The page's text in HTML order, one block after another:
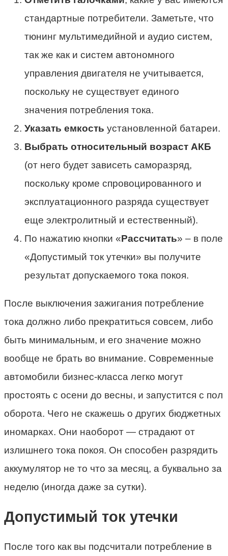
стандартные потребители. Заметьте, что
тюнинг мультимедийной и аудио систем,
так же как и систем автономного
управления двигателя не учитывается,
поскольку не существует единого
значения потребления тока.
Указать емкость установленной батареи.
Выбрать относительный возраст АКБ
(от него будет зависеть саморазряд,
поскольку кроме спровоцированного и
эксплуатационного разряда существует
еще электролитный и естественный).
По нажатию кнопки «Рассчитать» – в поле
«Допустимый ток утечки» вы получите
результат допускаемого тока покоя.
После выключения зажигания потребление
тока должно либо прекратиться совсем, либо
быть минимальным, и его значение можно
вообще не брать во внимание. Современные
автомобили бизнес-класса легко могут
простоять с осени до весны, и запустится с пол
оборота. Чего не скажешь о других бюджетных
иномарках. Они наоборот — страдают от
излишнего тока покоя. Он способен разрядить
аккумулятор не то что за месяц, а буквально за
неделю (иногда даже за сутки).
Допустимый ток утечки
После того как вы подсчитали потребление в